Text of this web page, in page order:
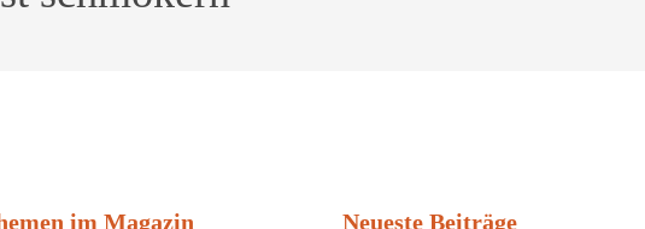
im Magazin Neueste Beiträge